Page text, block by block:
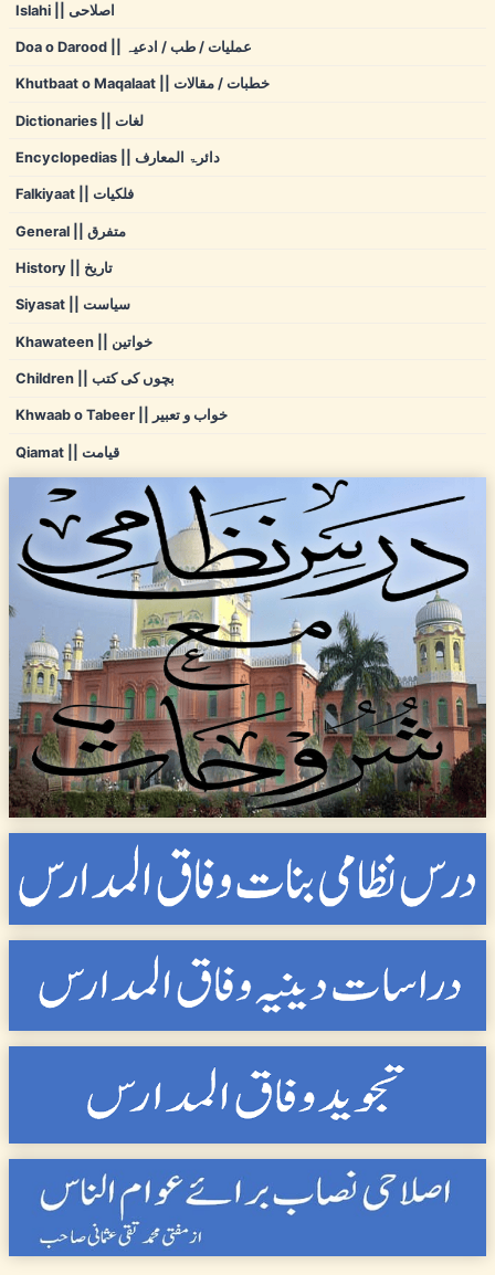
Islahi || اصلاحی
Doa o Darood || عملیات / طب / ادعیہ
Khutbaat o Maqalaat || خطبات / مقالات
Dictionaries || لغات
Encyclopedias || دائرۃ المعارف
Falkiyaat || فلکیات
General || متفرق
History || تاریخ
Siyasat || سیاست
Khawateen || خواتین
Children || بچوں کی کتب
Khwaab o Tabeer || خواب و تعبیر
Qiamat || قیامت